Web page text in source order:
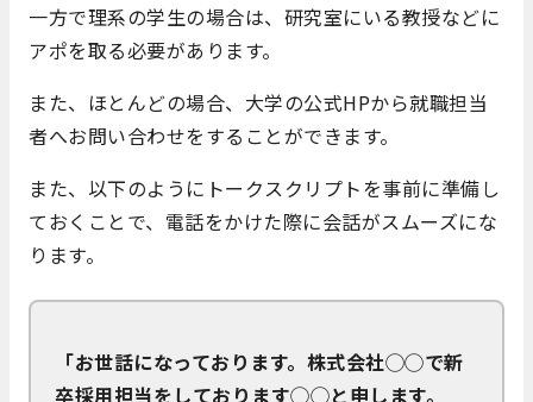
一方で理系の学生の場合は、研究室にいる教授などに
アポを取る必要があります。
また、ほとんどの場合、大学の公式HPから就職担当
者へお問い合わせをすることができます。
また、以下のようにトークスクリプトを事前に準備し
ておくことで、電話をかけた際に会話がスムーズにな
ります。
「お世話になっております。株式会社◯◯で新
卒採用担当をしております◯◯と申します。